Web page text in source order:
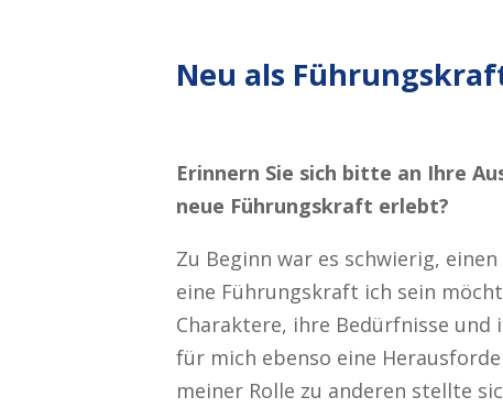
Neu als
Erinnern Sie sich bitte an Ihre
neue Führungskraft erlebt?
Zu Beginn war es schwierig,
eine Führungskraft ich sein
Charaktere, ihre Bedürfnisse
für mich ebenso eine
meiner Rolle zu anderen stellte